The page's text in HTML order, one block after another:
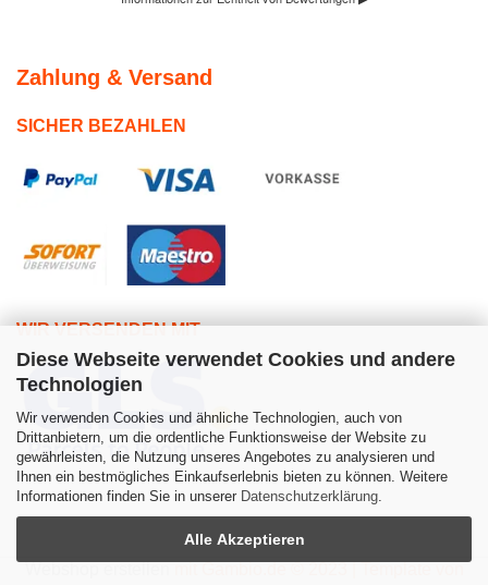
Diese Webseite verwendet Cookies und andere
Technologien
Wir verwenden Cookies und ähnliche Technologien, auch von
Drittanbietern, um die ordentliche Funktionsweise der Website zu
gewährleisten, die Nutzung unseres Angebotes zu analysieren und
Ihnen ein bestmögliches Einkaufserlebnis bieten zu können. Weitere
Informationen finden Sie in unserer Datenschutzerklärung.
Alle Akzeptieren
Zahlung & Versand
SICHER BEZAHLEN
WIR VERSENDEN MIT